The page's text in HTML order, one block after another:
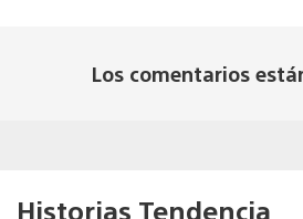
Los comentarios
Historias Tendencia